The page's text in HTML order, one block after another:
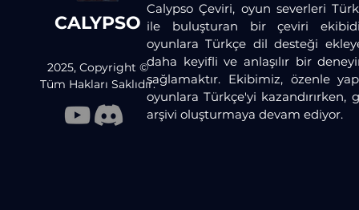
CALYPSO
2025, Copyright ©
Tüm Hakları Saklıdır.
Calypso Çeviri, oyun severleri
ile buluşturan bir çeviri
oyunlara Türkçe dil desteği
daha keyifli ve anlaşılır bir
sağlamaktır. Ekibimiz, özenle
oyunlara Türkçe'yi kazandırırken,
arşivi oluşturmaya devam ediyor.​